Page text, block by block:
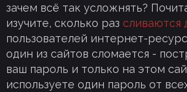
зачем всё так усложнять?
изучите, сколько раз сливаются
пользователей интернет-
один из сайтов сломается -
ваш пароль и только на этом
используете один пароль от